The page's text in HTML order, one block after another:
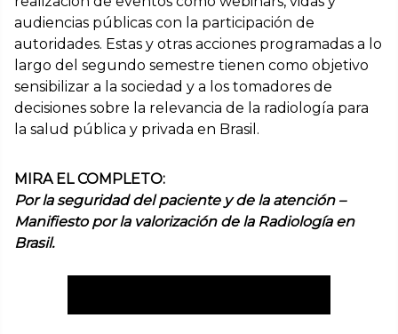
audiencias públicas con la participación de
autoridades. Estas y otras acciones programadas a lo
largo del segundo semestre tienen como objetivo
sensibilizar a la sociedad y a los tomadores de
decisiones sobre la relevancia de la radiología para
la salud pública y privada en Brasil.
MIRA EL COMPLETO:
Por la seguridad del paciente y de la atención –
Manifiesto por la valorización de la Radiología en
Brasil.